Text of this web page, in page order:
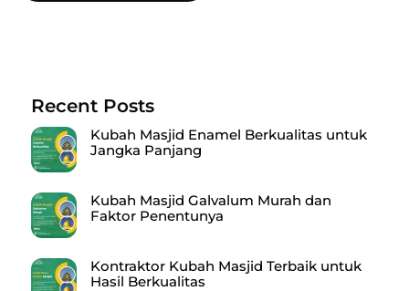
Recent Posts
Kubah Masjid Enamel Berkualitas untuk
Jangka Panjang
Kubah Masjid Galvalum Murah dan
Faktor Penentunya
Kontraktor Kubah Masjid Terbaik untuk
Hasil Berkualitas